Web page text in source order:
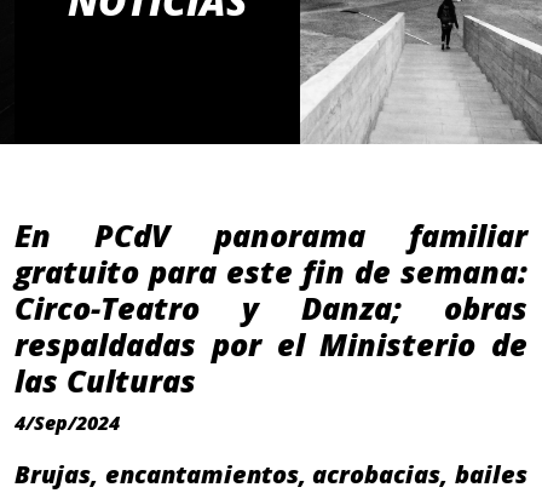
En PCdV panorama familiar
gratuito para este fin de semana:
Circo-Teatro y Danza; obras
respaldadas por el Ministerio de
las Culturas
4/Sep/2024
Brujas, encantamientos, acrobacias, bailes